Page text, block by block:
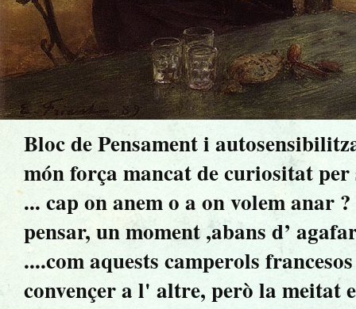
Bloc de Pensament i
món força mancat de curiositat per
... cap on anem o a on volem anar
pensar, un moment ,abans d’
....com aquests camperols
convençer a l' altre, però la meitat